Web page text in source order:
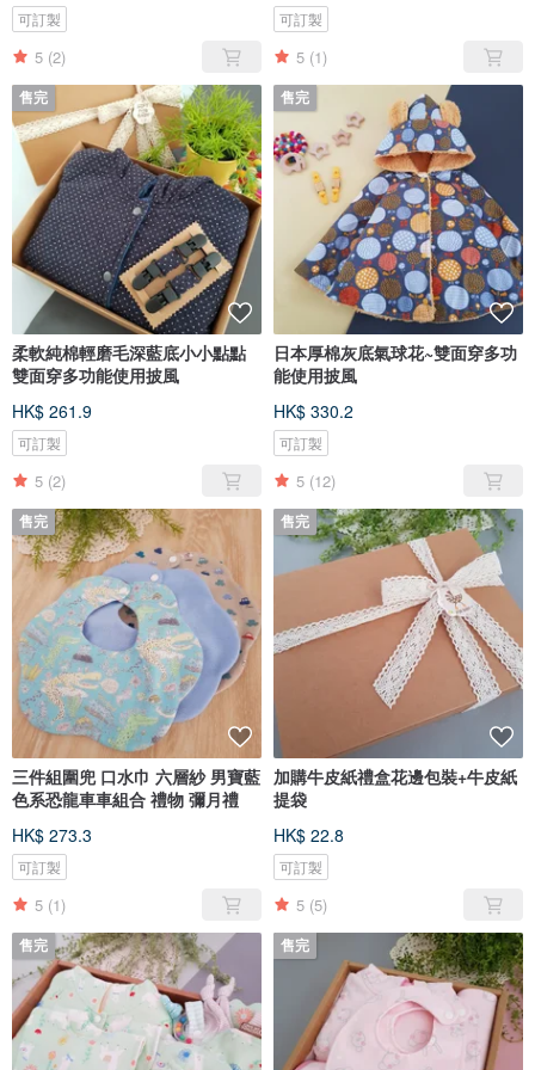
可訂製
5 (2)
可訂製
5 (1)
售完
柔軟純棉輕磨毛深藍底小小點點
雙面穿多功能使用披風
HK$ 261.9
可訂製
5 (2)
售完
日本厚棉灰底氣球花~雙面穿多功
能使用披風
HK$ 330.2
可訂製
5 (12)
售完
三件組圍兜 口水巾 六層紗 男寶藍
色系恐龍車車組合 禮物 彌月禮
HK$ 273.3
可訂製
5 (1)
售完
加購牛皮紙禮盒花邊包裝+牛皮紙
提袋
HK$ 22.8
可訂製
5 (5)
售完 售完